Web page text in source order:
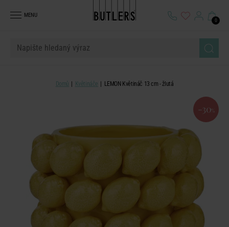
MENU
0
Domů Květináče LEMON Květináč 13 cm - žlutá
-30 %